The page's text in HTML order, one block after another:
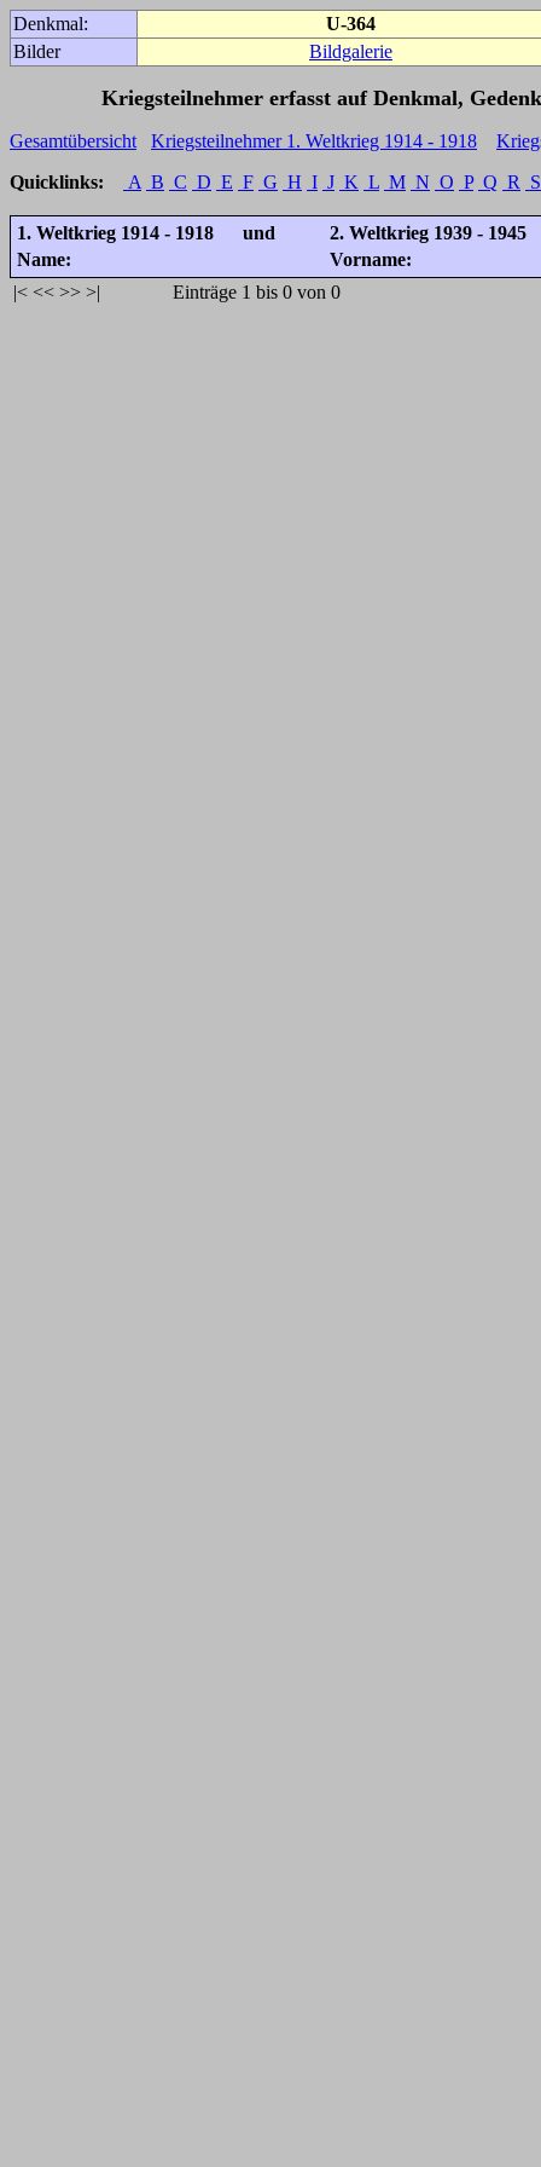
Denkmal:
U-364
Bilder
Bildgalerie
Kriegsteilnehmer erfasst auf Denkmal,
Gesamtübersicht Kriegsteilnehmer 1. Weltkrieg 1914 - 1918
Quicklinks:
A B C D E F G H I J K L M N O P Q R S
1. Weltkrieg 1914 - 1918 und
2. Weltkrieg 1939 - 1945
Name:
Vorname:
|< << >> >| Einträge 1 bis 0 von 0